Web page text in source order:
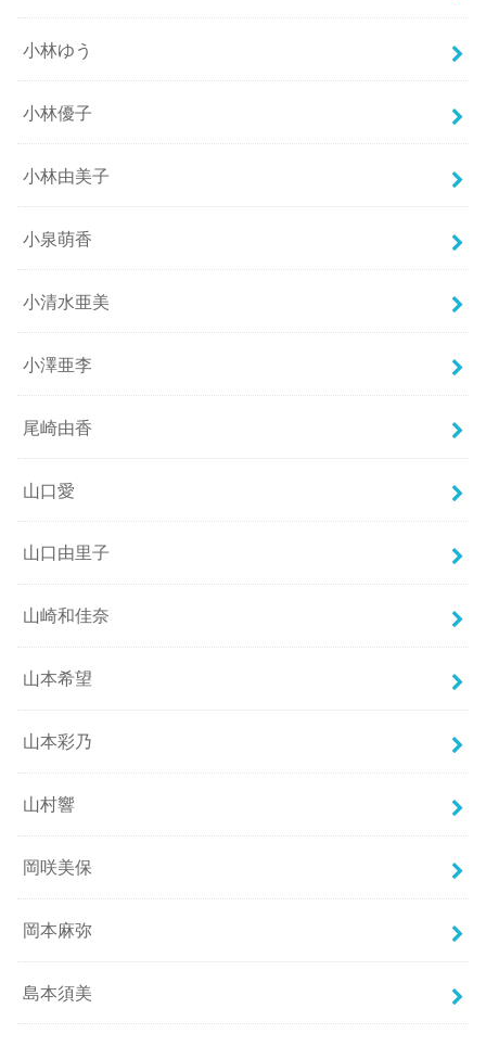
小林ゆう
小林優子
小林由美子
小泉萌香
小清水亜美
小澤亜李
尾崎由香
山口愛
山口由里子
山崎和佳奈
山本希望
山本彩乃
山村響
岡咲美保
岡本麻弥
島本須美